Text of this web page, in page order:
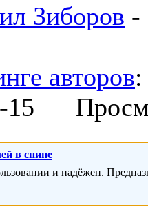
Зиборов -
авторов
15
в спине
и надёжен.